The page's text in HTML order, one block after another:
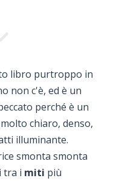
libro purtroppo in
non c'è, ed è un
perché è un
chiaro, denso,
illuminante.
smonta smonta
tra i miti più